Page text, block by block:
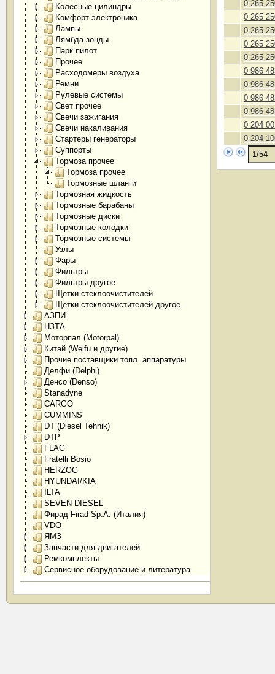
Колесные цилиндры
Комфорт электроника
Лампы
Лямбда зонды
Парк пилот
Прочее
Расходомеры воздуха
Ремни
Рулевые системы
Свет прочее
Свечи зажигания
Свечи накаливания
Стартеры генераторы
Суппорты
Тормоза прочее
Тормоза прочее
Тормозные шланги
Тормозная жидкость
Тормозные барабаны
Тормозные диски
Тормозные колодки
Тормозные системы
Узлы
Фары
Фильтры
Фильтры другое
Щетки стеклоочистителей
Щетки стеклоочистителей другое
АЗПИ
НЗТА
Моторпал (Motorpal)
Китай (Weifu и другие)
Прочие поставщики топл. аппаратуры
Делфи (Delphi)
Денсо (Denso)
Stanadyne
CARGO
CUMMINS
DT (Diesel Tehnik)
DTP
FLAG
Fratelli Bosio
HERZOG
HYUNDAI/KIA
ILTA
SEVEN DIESEL
Фирад Firad Sp.A. (Италия)
VDO
ЯМЗ
Запчасти для двигателей
Ремкомплекты
Сервисное оборудование и литература
0 265
0 265
0 265
0 265
0 265
0 986
0 986
0 986
0 986
0 204
0 204